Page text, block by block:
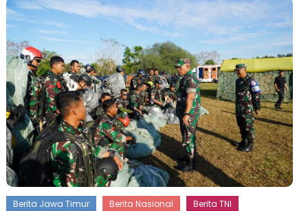
Berita Jawa Timur Berita Nasional
Berita TNI